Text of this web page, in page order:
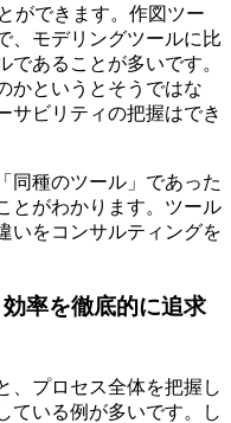
ができます。作図ツー
、モデリングツールに比
あることが多いです。
かというとそうではな
サビリティの把握はでき
同種のツール」であった
とがわかります。ツール
いをコンサルティングを
率を徹底的に追求
、プロセス全体を把握し
ている例が多いです。し